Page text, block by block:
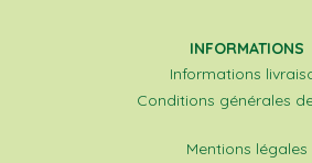
INFORMATIONS
Informations
Conditions générales
Mentions légales